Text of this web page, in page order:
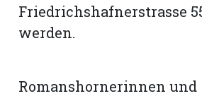
Friedrichshafnerstrasse
werden.
Romanshornerinnen und